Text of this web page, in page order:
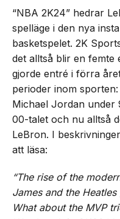
“NBA 2K24” hedrar
spelläge i den nya
basketspelet. 2K
det alltså blir en femte
gjorde entré i förra
perioder inom
Michael Jordan under
00-talet och nu alltså
LeBron. I
att läsa:
“The rise of the
James and the
What about the MVP